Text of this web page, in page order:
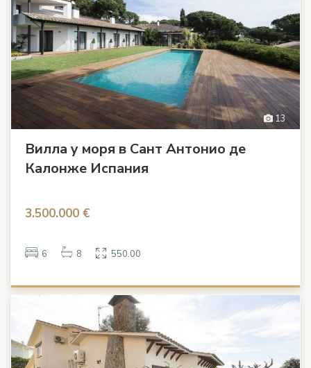
13
Вилла у моря в Сант Антонио де
Калонже Испания
3.500.000 €
6 8 550.00